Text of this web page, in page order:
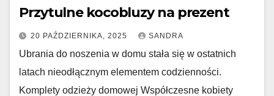
Przytulne kocobluzy na prezent
20 PAŹDZIERNIKA, 2025 SANDRA
Ubrania do noszenia w domu stała się w ostatnich
latach nieodłącznym elementem codzienności.
Komplety odzieży domowej Współczesne kobiety